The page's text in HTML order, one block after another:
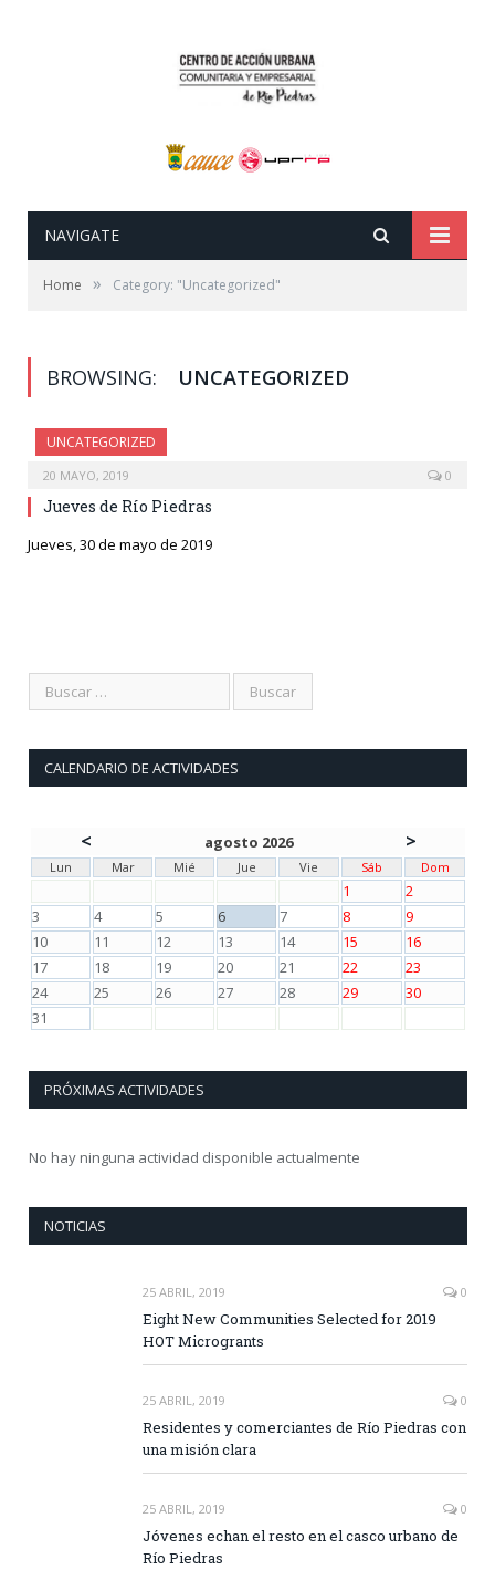
NAVIGATE
Home » Category: "Uncategorized"
BROWSING: UNCATEGORIZED
UNCATEGORIZED
20 MAYO, 2019 0
Jueves de Río Piedras
Jueves, 30 de mayo de 2019
CALENDARIO DE ACTIVIDADES
< agosto 2026 >
Lun Mar Mié Jue Vie Sáb Dom
1
2
3
4 5 6 7 8
9
10
11 12 13 14 15
16
17
18 19 20 21 22
23
24
25 26 27 28 29
30
31
PRÓXIMAS ACTIVIDADES
No hay ninguna actividad disponible actualmente
NOTICIAS
25 ABRIL, 2019 0
Eight New Communities Selected for 2019
HOT Microgrants
25 ABRIL, 2019 0
Residentes y comerciantes de Río Piedras con
una misión clara
25 ABRIL, 2019 0
Jóvenes echan el resto en el casco urbano de
Río Piedras